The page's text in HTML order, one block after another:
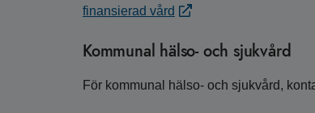
finansierad vård
Kommunal hälso- och sjukvård
För kommunal hälso- och sjukvård,